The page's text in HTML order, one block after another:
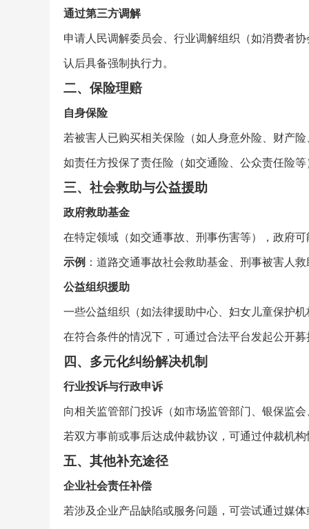
通过第三方调解
申请人民调解委员会、行业调解组织（如消费者
认后具备强制执行力。
二、保险理赔
自身保险
若被害人已购买相关保险（如人身意外险、财产
如责任方投保了责任险（如交通险、公众责任险
三、社会救助与公益援助
政府救助基金
在特定领域（如交通事故、刑事伤害等），政府
示例 ：道路交通事故社会救助基金、刑事被害人救
公益组织援助
一些公益组织（如法律援助中心、妇女儿童保护
在符合条件的情况下，可通过合法平台发起公开
四、多元化纠纷解决机制
行业投诉与行政申诉
向相关监管部门投诉（如市场监管部门、银保监
若双方事前或事后达成仲裁协议，可通过仲裁机
五、其他补充途径
企业社会责任补偿
若涉及企业产品缺陷或服务问题，可尝试通过媒